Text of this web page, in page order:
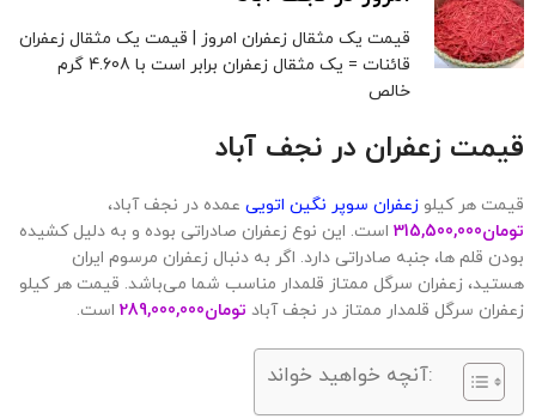
قیمت یک مثقال زعفران امروز | قیمت یک مثقال زعفران
قائنات = یک مثقال زعفران برابر است با 4.608 گرم
خالص
قیمت زعفران در نجف آباد
قیمت هر کیلو زعفران سوپر نگین اتویی عمده در نجف آباد،
تومان315,500,000 است. این نوع زعفران صادراتی بوده و به دلیل کشیده
بودن قلم ها، جنبه صادراتی دارد. اگر به دنبال زعفران مرسوم ایران
هستید، زعفران سرگل ممتاز قلمدار مناسب شما می‌باشد. قیمت هر کیلو
زعفران سرگل قلمدار ممتاز در نجف آباد تومان289,000,000 است.
آنچه خواهید خواند: